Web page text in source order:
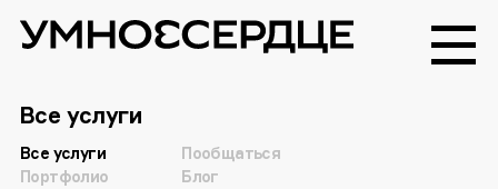
Все услуги
Все услуги
Портфолио
Пообщаться
Блог